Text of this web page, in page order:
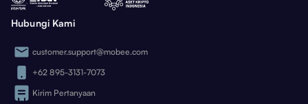
Hubungi Kami
customer.support@mobee.com
+62 895-3131-7073
Kirim Pertanyaan